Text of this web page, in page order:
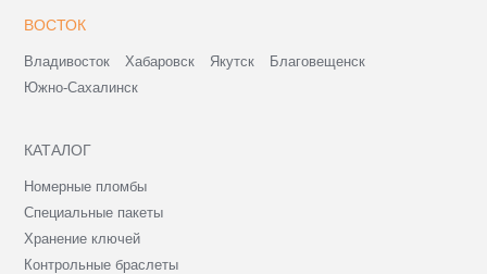
ВОСТОК
Владивосток Хабаровск Якутск
Благовещенск
Южно-Сахалинск
КАТАЛОГ
Номерные пломбы
Специальные пакеты
Хранение ключей
Контрольные браслеты